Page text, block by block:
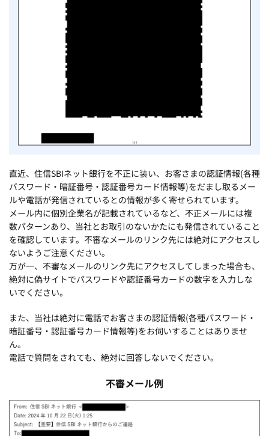
直近、住信SBIネット銀行を不正に装い、お客さまの認証情報(各種
パスワード・暗証番号・認証番号カード情報等)をだまし取るメー
ルや電話が発信されているとの情報が多く寄せられています。
メール内に個別企業名が記載されているなど、不正メールには複
数パターンあり、当社とお取引のないかたにも発信されていること
を確認しています。不審なメールのリンク先には絶対にアクセスし
ないようご注意ください。
万が一、不審なメールのリンク先にアクセスしてしまった場合も、
絶対に偽サイトでパスワードや認証番号カードの数字を入力しな
いでください。
また、当社は絶対に電話でお客さまの認証情報(各種パスワード・
暗証番号・認証番号カード情報等)をお伺いすることはありませ
ん。
電話で質問をされても、絶対に回答しないでください。
不審メール例